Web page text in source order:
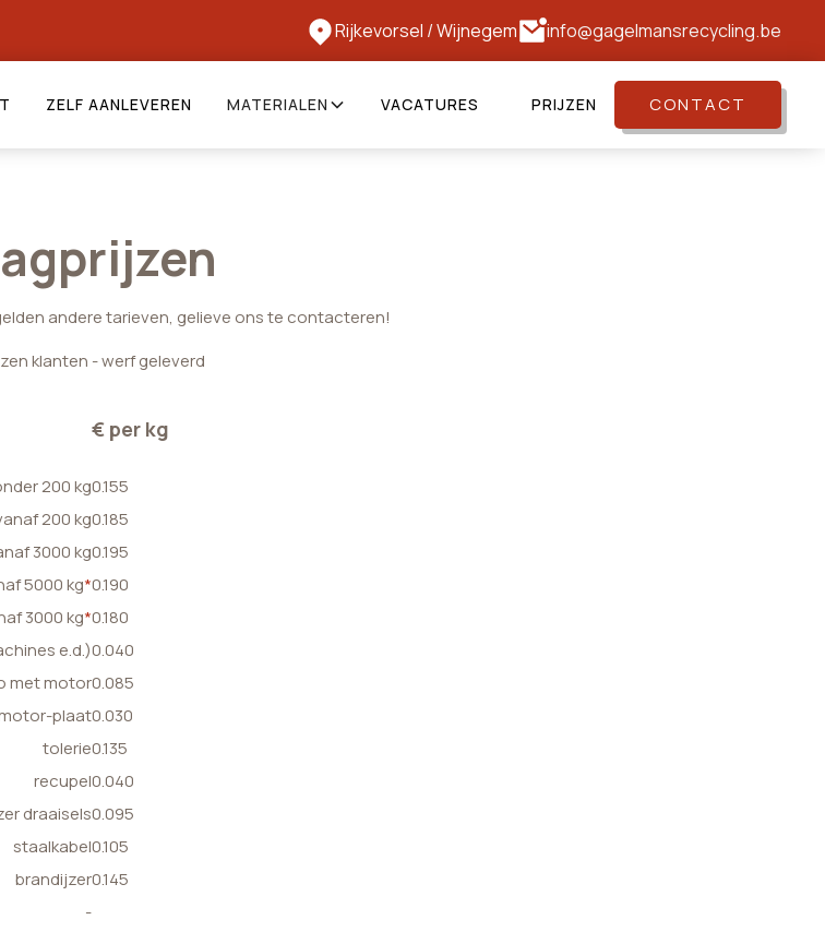
Rijkevorsel /Wijnegem info@gagelmansrecycling.be
ZELF AANLEVEREN MATERIALEN VACATURES PRIJZEN CONTACT
andere tarieven, gelieve ons te contacteren!
klanten - werf geleverd
€ per kg
200 kg0.155
200 kg0.185
3000 kg0.195
5000 kg*0.190
3000 kg*0.180
e.d.)0.040
met motor0.085
plaat0.030
tolerie0.135
recupel0.040
draaisels0.095
staalkabel0.105
brandijzer0.145
-